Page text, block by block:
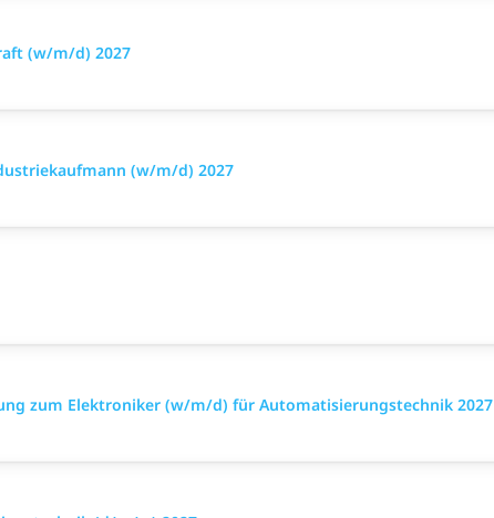
(w/m/d) 2027
(w/m/d) 2027
zum Elektroniker (w/m/d) für Automatisierungstechnik 2027